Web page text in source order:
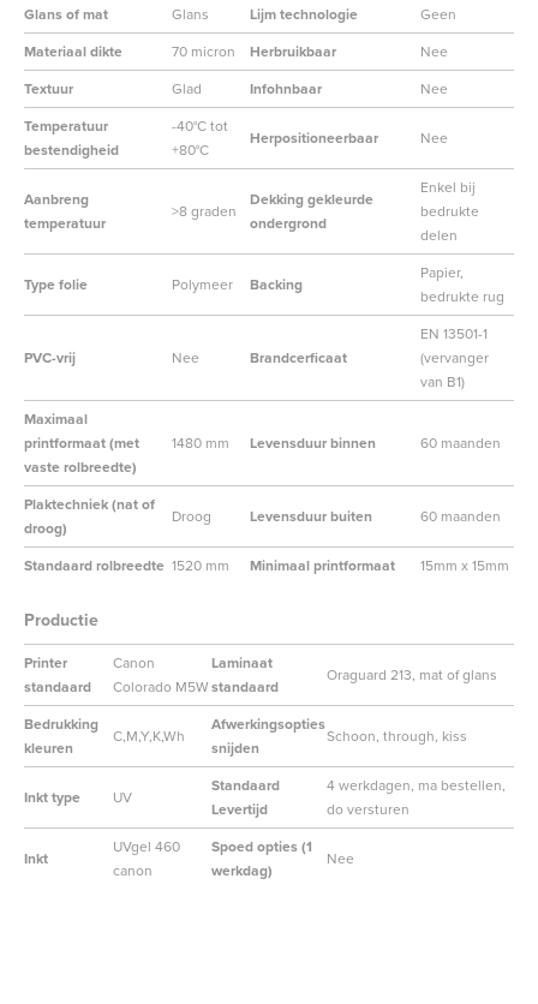
Glans of mat Glans Lijm technologie
Geen
Materiaal dikte
70 micron Herbruikbaar
Nee
Textuur
Glad Infohnbaar
Nee
Temperatuur
bestendigheid
-40°C tot
+80°C
Herpositioneerbaar Nee
Aanbreng
temperatuur
>8 graden
Dekking gekleurde
ondergrond
Enkel bij
bedrukte
delen
Type folie Polymeer Backing
Papier,
bedrukte rug
PVC-vrij Nee Brandcerficaat
EN 13501-1
(vervanger
van B1)
Maximaal
printformaat (met
vaste rolbreedte)
1480 mm Levensduur binnen 60 maanden
Plaktechniek (nat of
droog)
Droog Levensduur buiten 60 maanden
Standaard rolbreedte 1520 mm Minimaal printformaat 15mm x 15mm
Productie
Printer
standaard
Canon
Colorado M5W
Laminaat
standaard
Oraguard 213, mat of glans
Bedrukking
kleuren
C,M,Y,K,Wh
Afwerkingsopties
snijden
Schoon, through, kiss
Inkt type UV
Standaard
Levertijd
4 werkdagen, ma bestellen,
do versturen
Inkt
UVgel 460
canon
Spoed opties (1
werkdag)
Nee